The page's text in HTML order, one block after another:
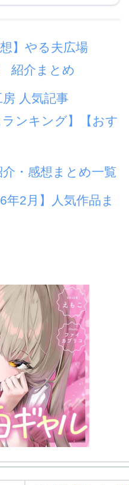
想】やる夫広場
紹介まとめ
房 人気記事
ンキング】【おす
介・感想まとめ一覧
年2月】人気作品ま